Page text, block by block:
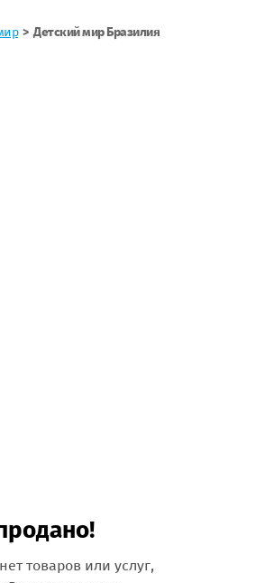
Детский мир Бразилия
товаров или услуг,